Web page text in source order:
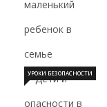
УРОКИ БЕЗОПАСНОСТИ